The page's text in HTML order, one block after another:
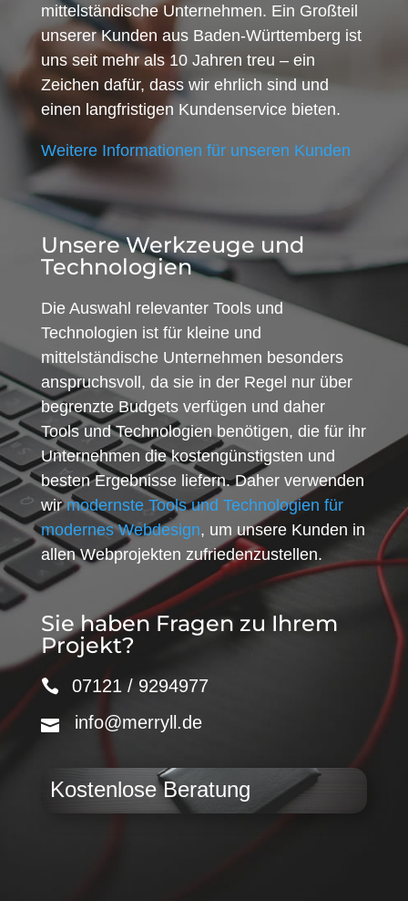
mittelständische Unternehmen. Ein Großteil
unserer Kunden aus Baden-Württemberg ist
uns seit mehr als 10 Jahren treu – ein
Zeichen dafür, dass wir ehrlich sind und
einen langfristigen Kundenservice bieten.
Weitere Informationen für unseren Kunden
Unsere Werkzeuge und
Technologien
Die Auswahl relevanter Tools und
Technologien ist für kleine und
mittelständische Unternehmen besonders
anspruchsvoll, da sie in der Regel nur über
begrenzte Budgets verfügen und daher
Tools und Technologien benötigen, die für ihr
Unternehmen die kostengünstigsten und
besten Ergebnisse liefern. Daher verwenden
wirmodernste Tools und Technologien für
modernes Webdesign, um unsere Kunden in
allen Webprojekten zufriedenzustellen.
Sie haben Fragen zu Ihrem
Projekt?
07121 / 9294977
info@merryll.de
Kostenlose Beratung